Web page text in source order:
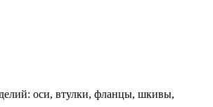
оси, втулки, фланцы, шкивы,